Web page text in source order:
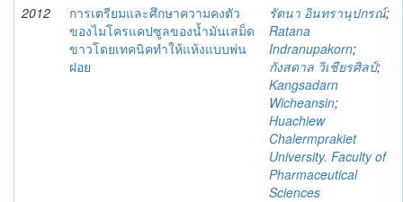
2012
การเตรียมและศึกษาความคงตัว
ของไมโครแคปซูลของน้ำมันเสม็ด
ขาวโดยเทคนิคทำให้แห้งแบบพ่น
ฝอย
รัตนา อินทรานุปกรณ์;
Ratana
Indranupakorn;
กังสดาล วิเชียรศิลป์;
Kangsadarn
Wicheansin;
Huachiew
Chalermprakiet
University. Faculty of
Pharmaceutical
Sciences